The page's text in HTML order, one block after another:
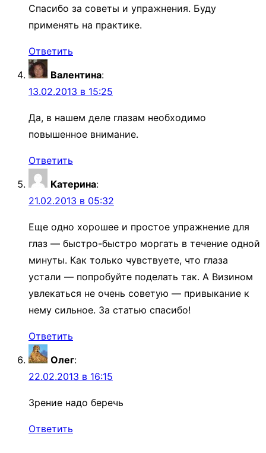
Спасибо за советы и упражнения. Буду
применять на практике.
Ответить
Валентина:
13.02.2013 в 15:25
Да, в нашем деле глазам необходимо
повышенное внимание.
Ответить
Катерина:
21.02.2013 в 05:32
Еще одно хорошее и простое упражнение для
глаз — быстро-быстро моргать в течение одной
минуты. Как только чувствуете, что глаза
устали — попробуйте поделать так. А Визином
увлекаться не очень советую — привыкание к
нему сильное. За статью спасибо!
Ответить
Олег:
22.02.2013 в 16:15
Зрение надо беречь
Ответить